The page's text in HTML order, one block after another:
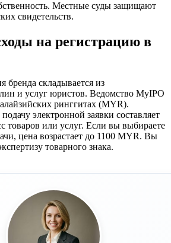
Местные суды защищают
свидетельств.
на регистрацию в
бренда складывается из
и услуг юристов. Ведомство MyIPO
ринггитах (MYR).
электронной заявки составляет
товаров или услуг. Если вы выбираете
цена возрастает до 1100 MYR. Вы
товарного знака.